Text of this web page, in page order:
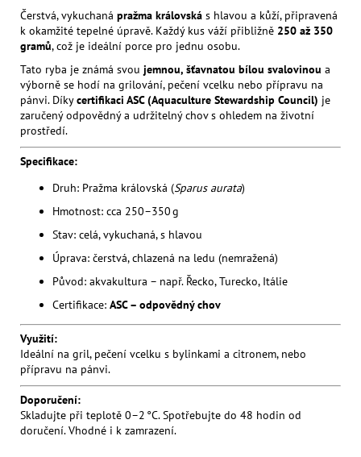
Čerstvá, vykuchaná pražma královská s hlavou a kůží, připravená
k okamžité tepelné úpravě. Každý kus váží přibližně 250 až 350
gramů, což je ideální porce pro jednu osobu.
Tato ryba je známá svou jemnou, šťavnatou bílou svalovinou a
výborně se hodí na grilování, pečení vcelku nebo přípravu na
pánvi. Díkycertifikaci ASC (Aquaculture Stewardship Council) je
zaručený odpovědný a udržitelný chov s ohledem na životní
prostředí.
Specifikace:
Druh: Pražma královská (Sparus aurata)
Hmotnost: cca 250–350 g
Stav: celá, vykuchaná, s hlavou
Úprava: čerstvá, chlazená na ledu (nemražená)
Původ: akvakultura – např. Řecko, Turecko, Itálie
Certifikace: ASC – odpovědný chov
Využití:
Ideální na gril, pečení vcelku s bylinkami a citronem, nebo
přípravu na pánvi.
Doporučení:
Skladujte při teplotě 0–2 °C. Spotřebujte do 48 hodin od
doručení. Vhodné i k zamrazení.